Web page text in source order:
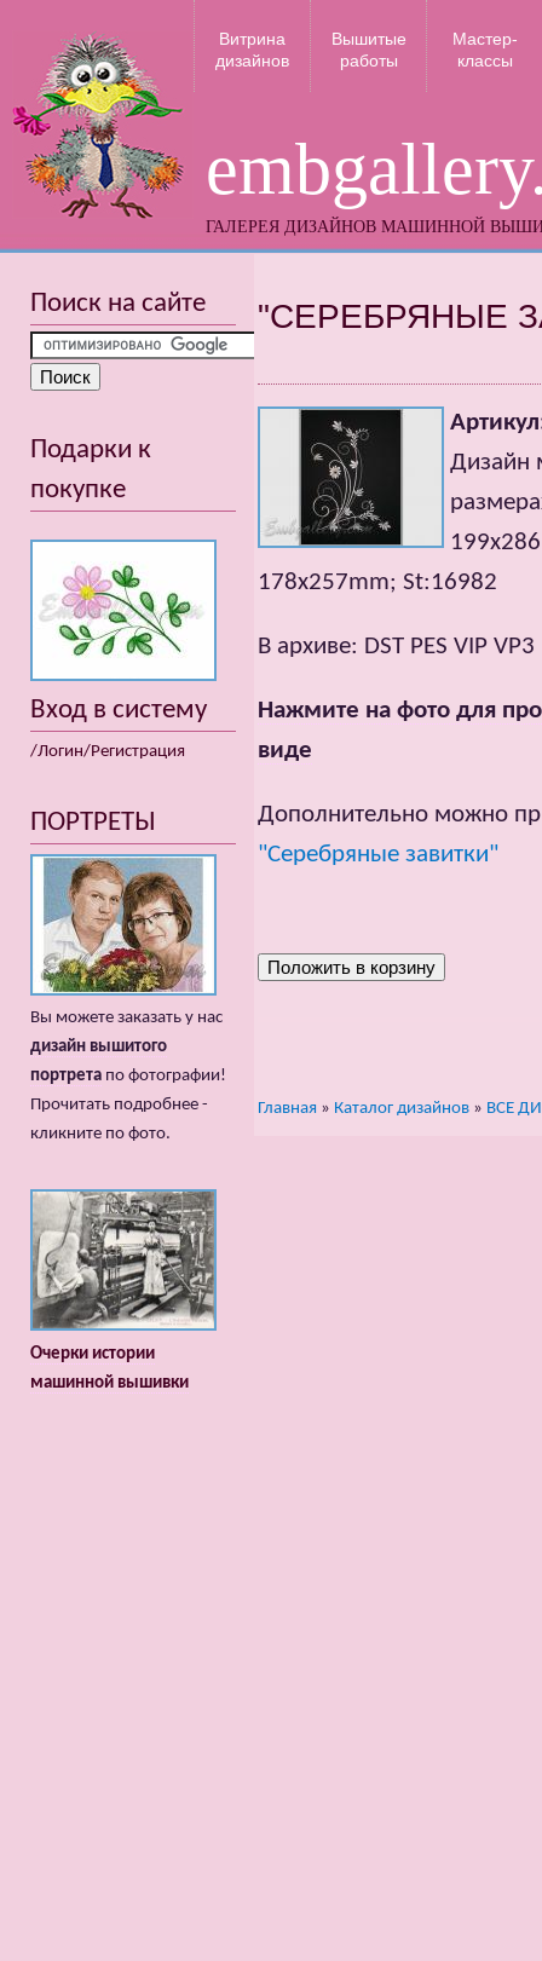
ГАЛЕРЕЯ ДИЗАЙНОВ МАШИННОЙ
Витрина
дизайнов
Вышитые
работы
Мастер-
классы
"СЕРЕБРЯНЫЕ
Дизайн
178x257mm; St:16982
В архиве: DST PES VIP VP3
Нажмите на фото для
виде
Дополнительно можно
"Серебряные завитки"
Главная » Каталог дизайнов » ВСЕ
Поиск на сайте
Подарки к
покупке
Вход в систему
/Логин/Регистрация
ПОРТРЕТЫ
Вы можете заказать у нас
дизайн вышитого
портрета по фотографии!
Прочитать подробнее -
кликните по фото.
Очерки истории
машинной вышивки